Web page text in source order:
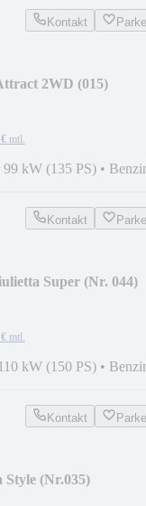
Kontakt
2WD (015)
mtl.
99 kW (135 PS) •
Kontakt
Super (Nr. 044)
mtl.
110 kW (150 PS) •
Kontakt
Style (Nr.035)